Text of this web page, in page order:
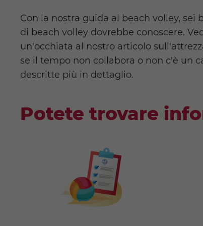
Con la nostra guida al beach volley,
di beach volley dovrebbe conoscere.
un'occhiata al nostro articolo
se il tempo non collabora o non c'è un
descritte più in dettaglio.
Potete trovare